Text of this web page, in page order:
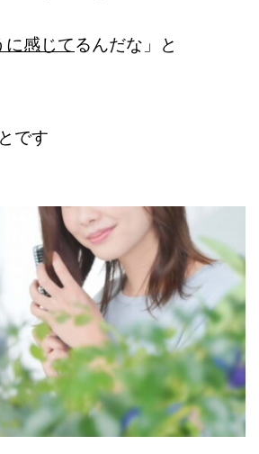
に感じてるんだな」と
です